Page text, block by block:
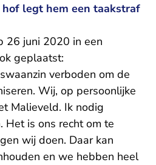
legt hem een taakstraf
26 juni 2020 in een
geplaatst:
verboden om de
Wij, op persoonlijke
Malieveld. Ik nodig
Het is ons recht om te
wij doen. Daar kan
en we hebben heel